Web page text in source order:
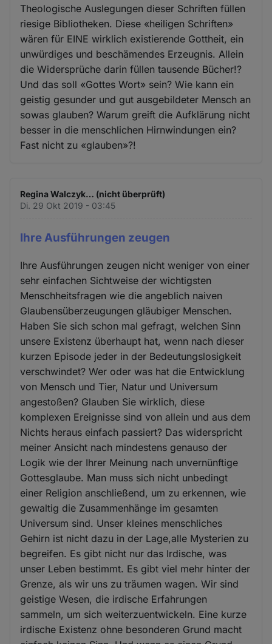
Theologische Auslegungen dieser Schriften füllen
riesige Bibliotheken. Diese «heiligen Schriften»
wären für EINE wirklich existierende Gottheit, ein
unwürdiges und beschämendes Erzeugnis. Allein
die Widersprüche darin füllen tausende Bücher!?
Und das soll «Gottes Wort» sein? Wie kann ein
geistig gesunder und gut ausgebildeter Mensch an
sowas glauben? Warum greift die Aufklärung nicht
besser in die menschlichen Hirnwindungen ein?
Fast nicht zu «glauben»?!
Regina Walczyk… (nicht überprüft)
Di. 29 Okt 2019 - 03:45
Ihre Ausführungen zeugen
Ihre Ausführungen zeugen nicht weniger von einer
sehr einfachen Sichtweise der wichtigsten
Menschheitsfragen wie die angeblich naiven
Glaubensüberzeugungen gläubiger Menschen.
Haben Sie sich schon mal gefragt, welchen Sinn
unsere Existenz überhaupt hat, wenn nach dieser
kurzen Episode jeder in der Bedeutungslosigkeit
verschwindet? Wer oder was hat die Entwicklung
von Mensch und Tier, Natur und Universum
angestoßen? Glauben Sie wirklich, diese
komplexen Ereignisse sind von allein und aus dem
Nichts heraus einfach passiert? Das widerspricht
meiner Ansicht nach mindestens genauso der
Logik wie der Ihrer Meinung nach unvernünftige
Gottesglaube. Man muss sich nicht unbedingt
einer Religion anschließend, um zu erkennen, wie
gewaltig die Zusammenhänge im gesamten
Universum sind. Unser kleines menschliches
Gehirn ist nicht dazu in der Lage,alle Mysterien zu
begreifen. Es gibt nicht nur das Irdische, was
unser Leben bestimmt. Es gibt viel mehr hinter der
Grenze, als wir uns zu träumen wagen. Wir sind
geistige Wesen, die irdische Erfahrungen
sammeln, um sich weiterzuentwickeln. Eine kurze
irdische Existenz ohne besonderen Grund macht